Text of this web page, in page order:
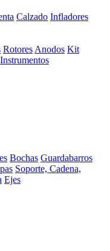
Calzado Infladores
Rotores Anodos Kit
Instrumentos
Bochas Guardabarros
Soporte, Cadena,
Ejes